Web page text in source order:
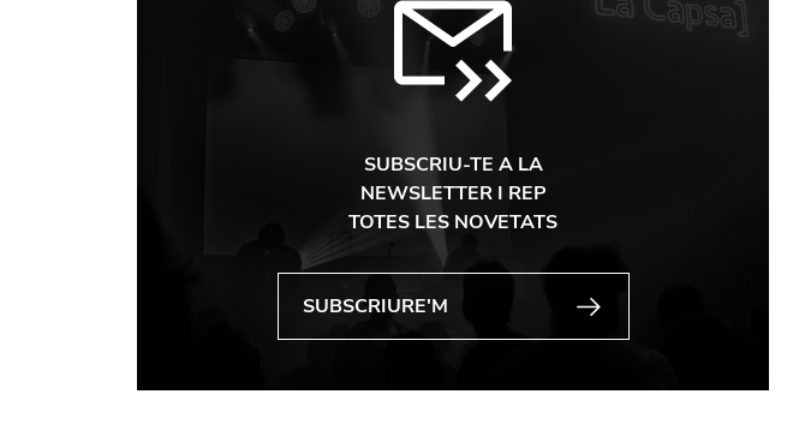
SUBSCRIU-TE A LA
NEWSLETTER I REP
TOTES LES NOVETATS